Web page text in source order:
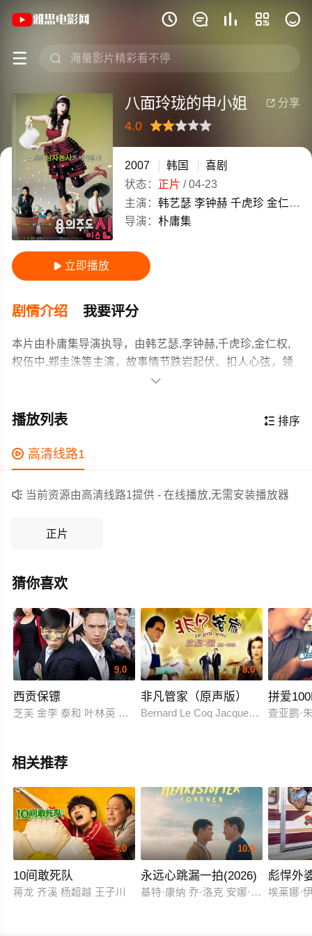
    
 
《八面玲珑的申小姐》(2007)韩国韩语
 分享
八面玲珑的申小姐
4.0
推荐力荐
2007 韩国
喜剧
状态： 正片 /04-23
主演： 韩艺瑟 李钟赫 千虎珍 金仁权
导演： 朴庸集
 立即播放
剧情介绍 我要评分
本片由朴庸集导演执导，由韩艺瑟,李钟赫,千虎珍,金仁权,
权伍中,郑圭洙等主演，故事情节跌岩起伏、扣人心弦，领
广大喜剧片爱好者和观众们都期待不已。
着能够钓到一个如意郎君。在她的生活中，先后出现了四个完全不同类
的纯情男云洙（金仁权 饰）、富有的财团贵公子俊生（权五中 饰）以及
成熟男东民（李宗赫 饰）。对于任何一个，美珠都不想放弃，因此她只
能使出浑身解数游走于这些男人中间。她曾与肌肉男在健身房里大方上
作为一部 上映的喜剧电影，在当期同类题材影片中具有一
定的看点，在演员表现和剧情架构上也都有不错的亮点，
剧情紧凑，角色塑造鲜明，适合喜欢喜剧类电影的观众观

 排序
播放列表
 高清线路1
 当前资源由高清线路1提供 - 在线播放,无需安装播放器
正片
猜你喜欢
9.0
西贡保镖
芝芙 金李 泰和 叶林英 艳眉
8.0
非凡管家（原声版）
Bernard Le Coq Jacques Dufilho
拼爱
查亚鹏·
相关推荐
4.0
10间敢死队
蒋龙 齐溪 杨超越 王子川
10.0
永远心跳漏一拍(2026)
基特·康纳 乔·洛克 安娜·麦克西维尔·
彪悍外
埃莱娜·